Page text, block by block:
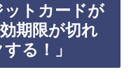
トカードが
期限が切れ
る！」